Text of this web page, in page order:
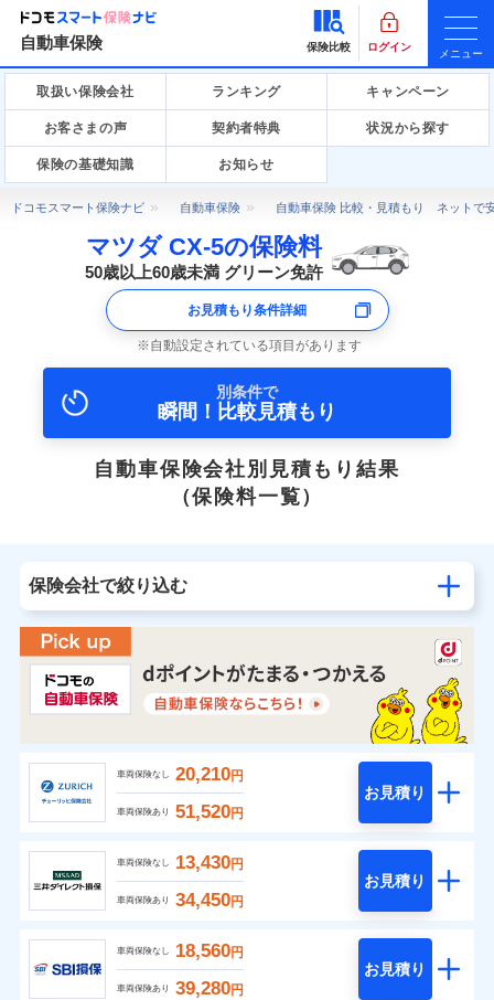
自動車保険 保険比較 ログイン
メニュー
取扱い保険会社 ランキング キャンペーン
お客さまの声 契約者特典 状況から探す
保険の基礎知識 お知らせ
ドコモスマート保険ナビ 自動車保険 自動車保険 比較・見積もり ネットで
マツダ CX-5の保険料
50歳以上60歳未満 グリーン免許
お見積もり条件詳細
自動設定されている項目があります
別条件で
瞬間！比較見積もり
自動車保険会社別見積もり結果
（保険料一覧）
保険会社で絞り込む
車両保険なし 20,210円
車両保険あり 51,520円
お見積り
車両保険なし 13,430円
車両保険あり 34,450円
お見積り
車両保険なし 18,560円
車両保険あり 39,280円
お見積り